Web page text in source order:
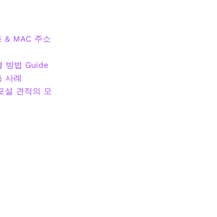
& MAC 주소
방법 Guide
사례
설 견적의 모